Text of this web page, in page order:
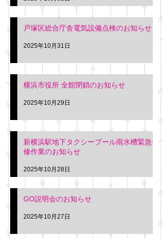
戸塚区総合庁舎電気設備点検のお知らせ
2025年10月31日
横浜市役所 全館閉鎖のお知らせ
2025年10月29日
新横浜駅地下タクシープール雨水槽緊急補
修作業のお知らせ
2025年10月28日
GO説明会のお知らせ
2025年10月27日